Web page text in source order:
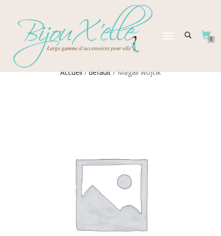
DÉPLIER
0
Accueil/default/ Magali wojcik